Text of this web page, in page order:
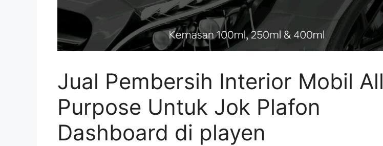
Jual Pembersih Interior Mobil All
Purpose Untuk Jok Plafon
Dashboard di playen